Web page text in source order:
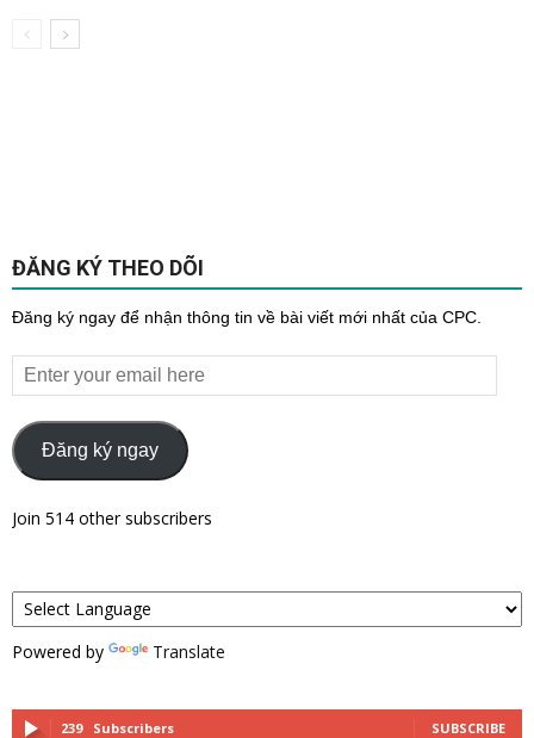
ĐĂNG KÝ THEO DÕI
Đăng ký ngay để nhận thông tin về bài viết mới nhất của CPC.
Enter
your
hereĐăng ký ngay
Join 514 other subscribers
Powered by Translate
239 Subscribers SUBSCRIBE